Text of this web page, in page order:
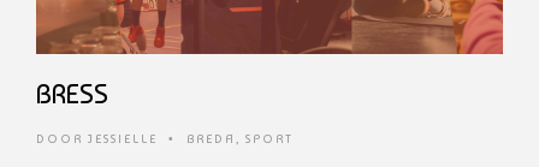
BRESS
DOOR JESSIELLE • BREDA , SPORT